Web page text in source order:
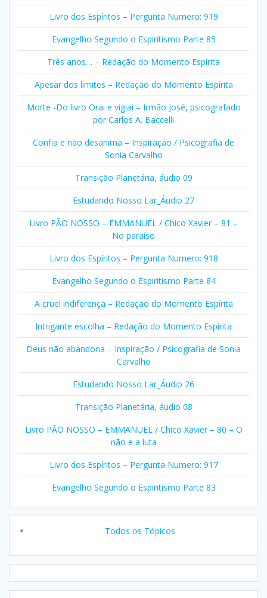
Livro dos Espíritos – Pergunta Numero: 919
Evangelho Segundo o Espiritismo Parte 85
Três anos… – Redação do Momento Espírita
Apesar dos limites – Redação do Momento Espírita
Morte -Do livro Orai e vigiai – Irmão José, psicografado
por Carlos A. Baccelli
Confia e não desanima – Inspiração / Psicografia de
Sonia Carvalho
Transição Planetária, áudio 09
Estudando Nosso Lar_Áudio 27
Livro PÃO NOSSO – EMMANUEL / Chico Xavier – 81 –
No paraíso
Livro dos Espíritos – Pergunta Numero: 918
Evangelho Segundo o Espiritismo Parte 84
A cruel indiferença – Redação do Momento Espírita
Intrigante escolha – Redação do Momento Espírita
Deus não abandona – Inspiração / Psicografia de Sonia
Carvalho
Estudando Nosso Lar_Áudio 26
Transição Planetária, áudio 08
Livro PÃO NOSSO – EMMANUEL / Chico Xavier – 80 – O
não e a luta
Livro dos Espíritos – Pergunta Numero: 917
Evangelho Segundo o Espiritismo Parte 83
Todos os Tópicos